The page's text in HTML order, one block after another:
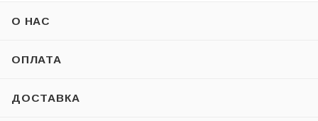
О НАС
ОПЛАТА
ДОСТАВКА